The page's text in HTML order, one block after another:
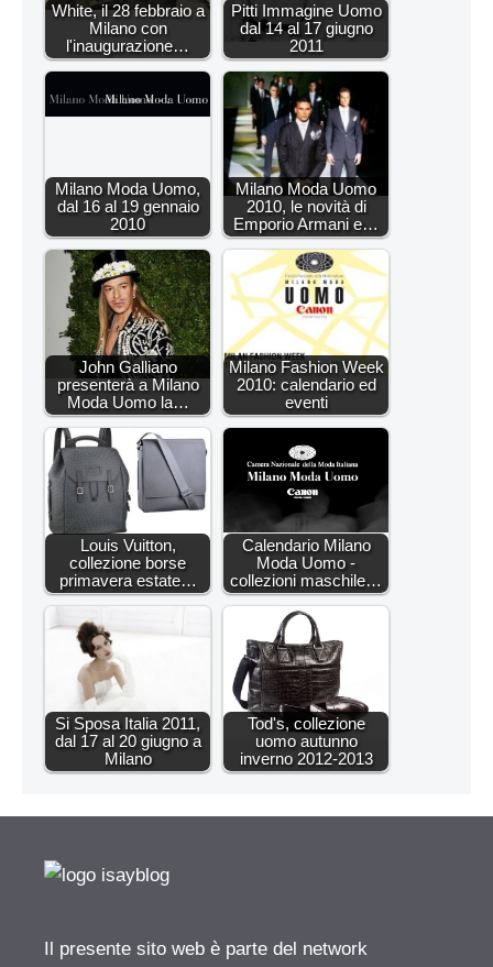
White, il 28 febbraio a
Milano con
l'inaugurazione…
Pitti Immagine Uomo
dal 14 al 17 giugno
2011
Milano Moda Uomo,
dal 16 al 19 gennaio
2010
Milano Moda Uomo
2010, le novità di
Emporio Armani e…
John Galliano
presenterà a Milano
Moda Uomo la…
Milano Fashion Week
2010: calendario ed
eventi
Louis Vuitton,
collezione borse
primavera estate…
Calendario Milano
Moda Uomo -
collezioni maschile…
Si Sposa Italia 2011,
dal 17 al 20 giugno a
Milano
Tod's, collezione
uomo autunno
inverno 2012-2013
Il presente sito web è parte del network